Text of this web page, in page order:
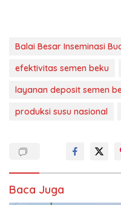
Balai Besar Inseminasi
efektivitas semen beku
layanan deposit semen
produksi susu nasional
Baca Juga